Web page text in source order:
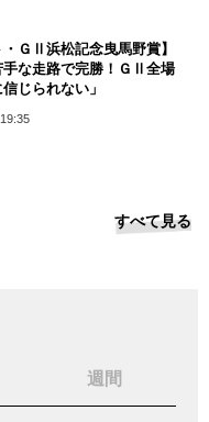
・ＧⅡ浜松記念曳馬野賞】
な走路で完勝！ＧⅡ全場
じられない」
すべて見る
週間